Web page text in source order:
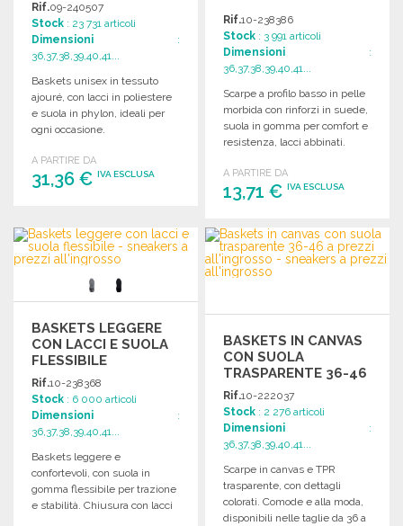
Rif.09-240507
Stock : 23 731 articoli
Dimensioni :
36,37,38,39,40,41...
Baskets unisex in tessuto
ajouré, con lacci in poliestere
e suola in phylon, ideali per
ogni occasione.
A PARTIRE DA
31,36 € IVA ESCLUSA
Richiedi un preventivo
Rif.10-238386
Stock : 3 991 articoli
Dimensioni :
36,37,38,39,40,41...
Scarpe a profilo basso in pelle
morbida con rinforzi in suede,
suola in gomma per comfort e
resistenza, lacci abbinati.
A PARTIRE DA
13,71 €IVA ESCLUSA
ORDINARE
Richiedi un preventivo
BASKETS LEGGERE
CON LACCI E SUOLA
FLESSIBILE
Rif.10-238368
Stock : 6 000 articoli
Dimensioni :
36,37,38,39,40,41...
Baskets leggere e
confortevoli, con suola in
gomma flessibile per trazione
e stabilità. Chiusura con lacci
BASKETS IN CANVAS
CON SUOLA
TRASPARENTE 36-46
A PREZZI
ALL'INGROSSO
Rif.10-222037
Stock : 2 276 articoli
Dimensioni :
36,37,38,39,40,41...
Scarpe in canvas e TPR
trasparente, con dettagli
colorati. Comode e alla moda,
disponibili nelle taglie da 36 a